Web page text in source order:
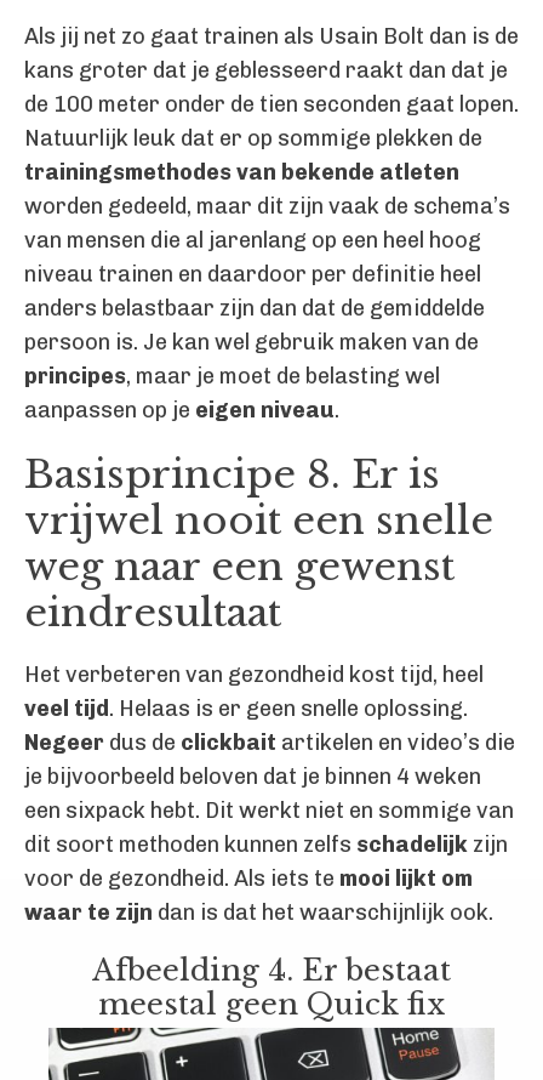
Als jij net zo gaat trainen als Usain Bolt dan is de
kans groter dat je geblesseerd raakt dan dat je
de 100 meter onder de tien seconden gaat lopen.
Natuurlijk leuk dat er op sommige plekken de
trainingsmethodes van bekende atleten
worden gedeeld, maar dit zijn vaak de schema’s
van mensen die al jarenlang op een heel hoog
niveau trainen en daardoor per definitie heel
anders belastbaar zijn dan dat de gemiddelde
persoon is. Je kan wel gebruik maken van de
principes, maar je moet de belasting wel
aanpassen op je eigen niveau.
Basisprincipe 8. Er is
vrijwel nooit een snelle
weg naar een gewenst
eindresultaat
Het verbeteren van gezondheid kost tijd, heel
veel tijd. Helaas is er geen snelle oplossing.
Negeer dus de clickbait artikelen en video’s die
je bijvoorbeeld beloven dat je binnen 4 weken
een sixpack hebt. Dit werkt niet en sommige van
dit soort methoden kunnen zelfs schadelijk zijn
voor de gezondheid. Als iets te mooi lijkt om
waar te zijn dan is dat het waarschijnlijk ook.
Afbeelding 4. Er bestaat
meestal geen Quick fix